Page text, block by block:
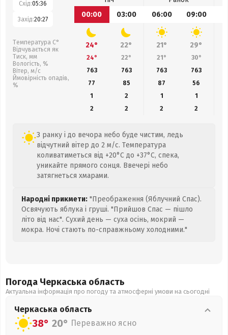
Схід:05:36
Захід:20:27
Температура С°
Відчувається як
Тиск, мм
Вологість, %
Вітер, м/с
Ймовірність опадів,
%
00:00
03:00 06:00 09:00
24° 22° 21° 29°
24° 22° 21° 30°
763
763 763 763
77
85 87 56
1
2 1
1
2
2 2 2
З ранку і до вечора небо буде чистим, ледь
відчутний вітер до 2 м/с. Температура
коливатиметься від +20°C до +37°C, спека,
уникайте прямого сонця. Ввечері небо
затягнеться хмарами.
Народні прикмети: "Преображення (Яблучний Спас).
Освячують яблука і груші. "Прийшов Спас — пішло
літо від нас". Сухий день — суха осінь, мокрий —
мокра. Ночі стають по-справжньому холодними."
Погода Черкаська область
Актуальна інформація про погоду та атмосферні умови на сьогодні
Черкаська область
38° 20° Переважно ясно